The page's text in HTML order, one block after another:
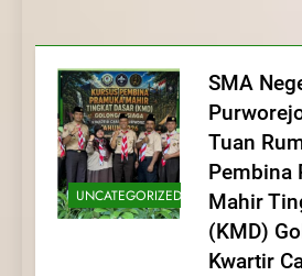
dan Pengabdian
Pramuka
Pramuka
Kepedulian
UNCATEGORIZED
SMA
Tuan
Pembina
Mahir
(KMD)
Kwartir